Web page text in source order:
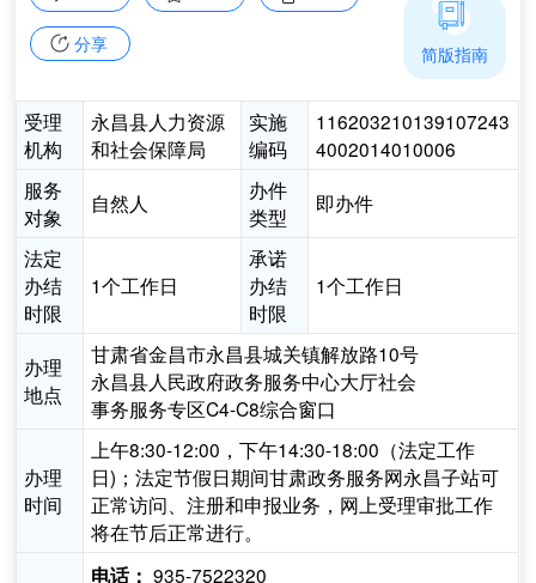
分享
受理
机构
永昌县人力资源
和社会保障局
实施
编码
116203210139107243
4002014010006
服务
对象
自然人
办件
类型
即办件
法定
办结
时限
1个工作日
承诺
办结
时限
1个工作日
办理
地点
甘肃省金昌市永昌县城关镇解放路10号
永昌县人民政府政务服务中心大厅社会
事务服务专区C4-C8综合窗口
办理
时间
上午8:30-12:00，下午14:30-18:00（法定工作
日)；法定节假日期间甘肃政务服务网永昌子站可
正常访问、注册和申报业务，网上受理审批工作
将在节后正常进行。
电话： 935-7522320
简版指南